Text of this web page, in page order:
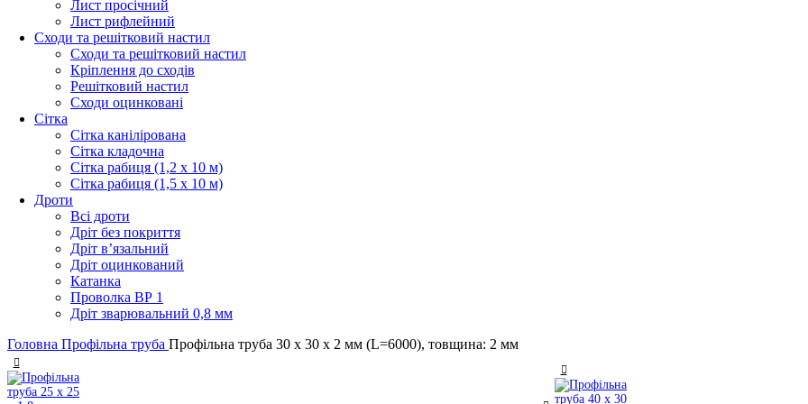
Лист просічний
Лист рифлейний
Сходи та решітковий настил
Сходи та решітковий настил
Кріплення до сходів
Решітковий настил
Сходи оцинковані
Сітка
Сітка канілірована
Сітка кладочна
Сітка рабиця (1,2 x 10 м)
Сітка рабиця (1,5 x 10 м)
Дроти
Всі дроти
Дріт без покриття
Дріт в’язальний
Дріт оцинкований
Катанка
Проволка ВР 1
Дріт зварювальний 0,8 мм
Головна Профільна труба Профільна труба 30 x 30 x 2 мм (L=6000), товщина: 2 мм